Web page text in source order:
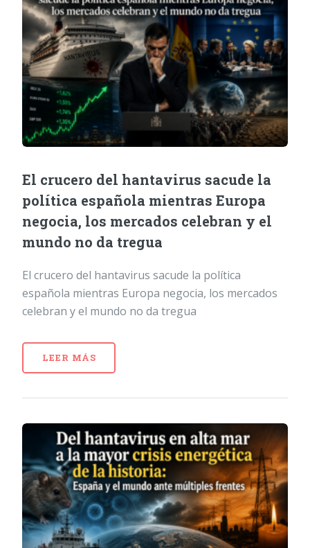
El crucero del hantavirus sacude la
política española mientras Europa
negocia, los mercados celebran y el
mundo no da tregua
El crucero del hantavirus sacude la política
española mientras Europa negocia, los mercados
celebran y el mundo no da tregua
LEER MÁS